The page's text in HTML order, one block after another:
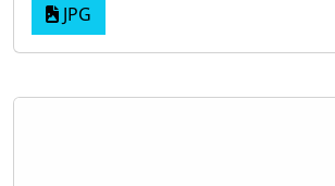
JPG